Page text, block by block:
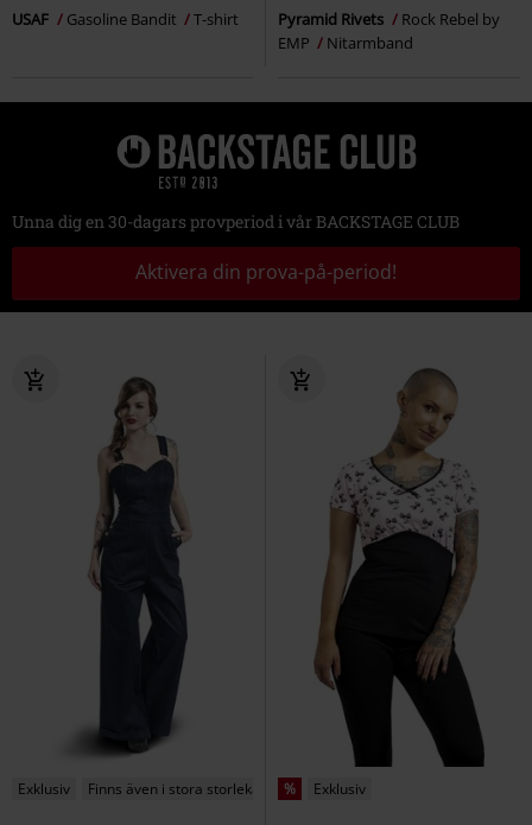
USAF Gasoline Bandit T-shirt Pyramid Rivets
Rock Rebel by
EMP
Nitarmband
Unna dig en 30-dagars provperiod i vår BACKSTAGE CLUB
Aktivera din prova-på-period!
Exklusiv Finns även i stora storlekar % Exklusiv